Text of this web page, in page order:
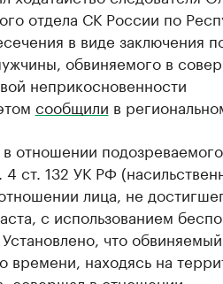
отдела СК России по
в виде заключения
обвиняемого в
неприкосновенности
сообщили в
отношении
ст. 132 УК РФ
лица, не
с использованием
что
времени, находясь на